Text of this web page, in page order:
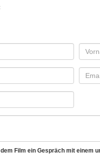
Film ein Gespräch mit einem